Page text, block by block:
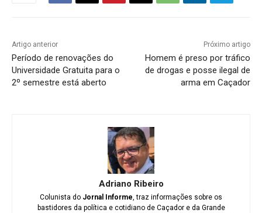
Artigo anterior
Período de renovações do
Universidade Gratuita para o
2º semestre está aberto
Próximo artigo
Homem é preso por tráfico
de drogas e posse ilegal de
arma em Caçador
Adriano Ribeiro
Colunista do Jornal Informe, traz informações sobre os
bastidores da política e cotidiano de Caçador e da Grande